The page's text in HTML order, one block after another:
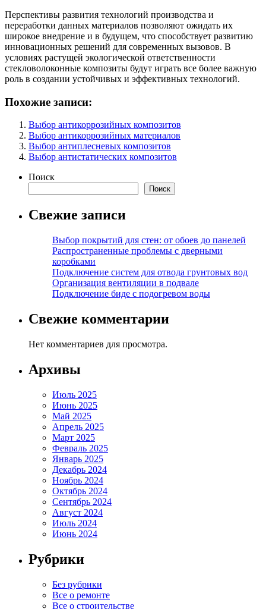
Перспективы развития технологий производства и
переработки данных материалов позволяют ожидать их
широкое внедрение и в будущем, что способствует развитию
инновационных решений для современных вызовов. В
условиях растущей экологической ответственности
стекловолоконные композиты будут играть все более важную
роль в создании устойчивых и эффективных технологий.
Похожие записи:
Выбор антикоррозийных композитов
Выбор антикоррозийных материалов
Выбор антиплесневых композитов
Выбор антистатических композитов
Поиск
Поиск
Свежие записи
Выбор покрытий для стен: от обоев до панелей
Распространенные проблемы с дверными
коробками
Подключение систем для отвода грунтовых вод
Организация вентиляции в подвале
Подключение биде с подогревом воды
Свежие комментарии
Нет комментариев для просмотра.
Архивы
Июль 2025
Июнь 2025
Май 2025
Апрель 2025
Март 2025
Февраль 2025
Январь 2025
Декабрь 2024
Ноябрь 2024
Октябрь 2024
Сентябрь 2024
Август 2024
Июль 2024
Июнь 2024
Рубрики
Без рубрики
Все о ремонте
Все о строительстве